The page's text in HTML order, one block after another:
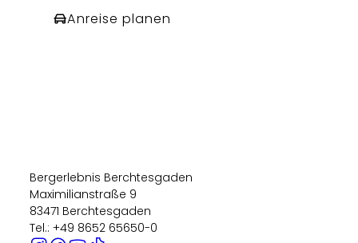
Anreise planen
Bergerlebnis Berchtesgaden
Maximilianstraße 9
83471 Berchtesgaden
Tel.: +49 8652 65650-0